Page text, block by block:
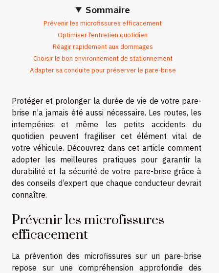
Sommaire
Prévenir les microfissures efficacement
Optimiser l’entretien quotidien
Réagir rapidement aux dommages
Choisir le bon environnement de stationnement
Adapter sa conduite pour préserver le pare-brise
Protéger et prolonger la durée de vie de votre pare-
brise n’a jamais été aussi nécessaire. Les routes, les
intempéries et même les petits accidents du
quotidien peuvent fragiliser cet élément vital de
votre véhicule. Découvrez dans cet article comment
adopter les meilleures pratiques pour garantir la
durabilité et la sécurité de votre pare-brise grâce à
des conseils d’expert que chaque conducteur devrait
connaître.
Prévenir les microfissures
efficacement
La prévention des microfissures sur un pare-brise
repose sur une compréhension approfondie des